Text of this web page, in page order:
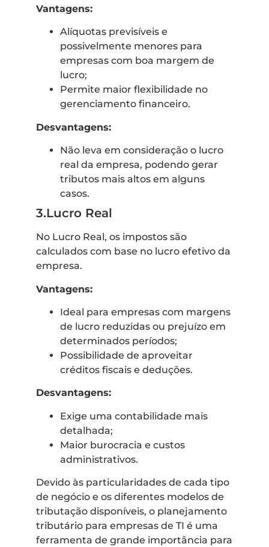
Vantagens:
Alíquotas previsíveis e
possivelmente menores para
empresas com boa margem de
lucro;
Permite maior flexibilidade no
gerenciamento financeiro.
Desvantagens:
Não leva em consideração o lucro
real da empresa, podendo gerar
tributos mais altos em alguns
casos.
3.Lucro Real
No Lucro Real, os impostos são
calculados com base no lucro efetivo da
empresa.
Vantagens:
Ideal para empresas com margens
de lucro reduzidas ou prejuízo em
determinados períodos;
Possibilidade de aproveitar
créditos fiscais e deduções.
Desvantagens:
Exige uma contabilidade mais
detalhada;
Maior burocracia e custos
administrativos.
Devido às particularidades de cada tipo
de negócio e os diferentes modelos de
tributação disponíveis, o planejamento
tributário para empresas de TI é uma
ferramenta de grande importância para